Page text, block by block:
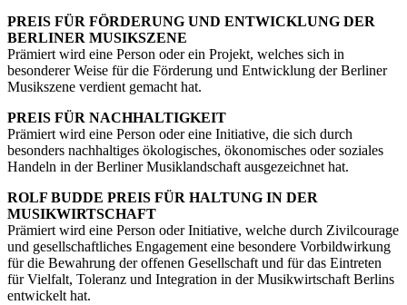
PREIS FÜR FÖRDERUNG UND ENTWICKLUNG DER
BERLINER MUSIKSZENE
Prämiert wird eine Person oder ein Projekt, welches sich in
besonderer Weise für die Förderung und Entwicklung der Berliner
Musikszene verdient gemacht hat.
PREIS FÜR NACHHALTIGKEIT
Prämiert wird eine Person oder eine Initiative, die sich durch
besonders nachhaltiges ökologisches, ökonomisches oder soziales
Handeln in der Berliner Musiklandschaft ausgezeichnet hat.
ROLF BUDDE PREIS FÜR HALTUNG IN DER
MUSIKWIRTSCHAFT
Prämiert wird eine Person oder Initiative, welche durch Zivilcourage
und gesellschaftliches Engagement eine besondere Vorbildwirkung
für die Bewahrung der offenen Gesellschaft und für das Eintreten
für Vielfalt, Toleranz und Integration in der Musikwirtschaft Berlins
entwickelt hat.